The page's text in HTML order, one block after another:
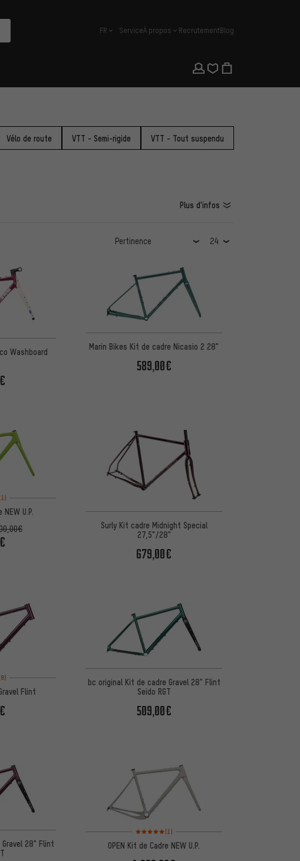
français
FR ServiceÀ propos RecrutementBlog
Vélo de route VTT - Semi-rigide VTT - Tout suspendu
Plus d'infos
Washboard
Marin Bikes Kit de cadre Nicasio 2 28"
589,00€
: 5 sur 5 d'après 1 avis
(1)
NEW U.P.
Surly Kit cadre Midnight Special
27,5"/28"
679,00€
: 5 sur 5 d'après 8 avis
(8)
Flint
bc original Kit de cadre Gravel 28" Flint
Seido RGT
509,00€
28" Flint
Note moyenne : 5 sur 5 d'après 1 avis
(1)
OPEN Kit de Cadre NEW U.P.